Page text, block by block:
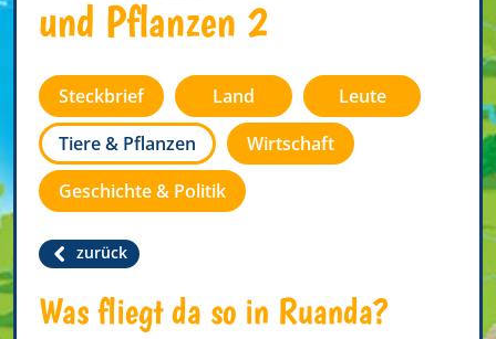
und Pflanzen 2
Steckbrief Land
Leute
Tiere & Pflanzen
Wirtschaft
Geschichte & Politik
zurück
Was fliegt da so in Ruanda?